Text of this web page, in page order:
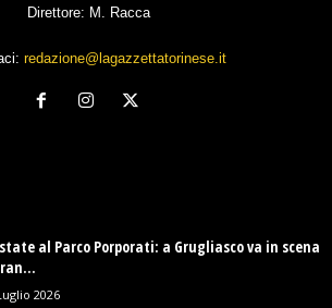
Direttore: M. Racca
redazione@lagazzettatorinese.it
al Parco Porporati: a Grugliasco va in scena
2026